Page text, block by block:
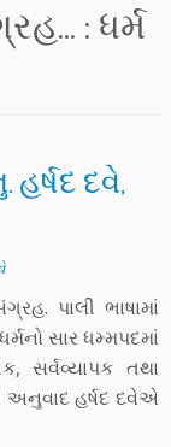
: ધર્મ
દવે,
પાલી ભાષામાં
સાર ધમ્મપદમાં
સર્વવ્યાપક તથા
હર્ષદ દવેએ